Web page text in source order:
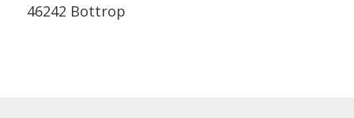
46242 Bottrop